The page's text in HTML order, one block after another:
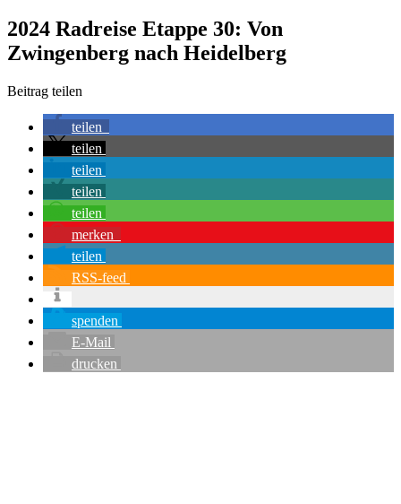
2024 Radreise Etappe 30: Von
Zwingenberg nach Heidelberg
Beitrag teilen
teilen
teilen
teilen
teilen
teilen
merken
teilen
RSS-feed
spenden
E-Mail
drucken